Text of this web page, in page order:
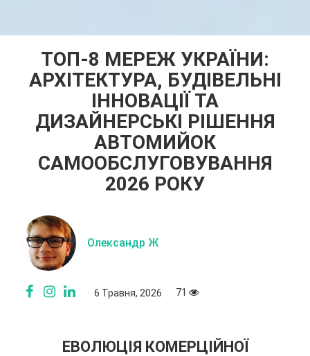
ТОП-8 МЕРЕЖ УКРАЇНИ:
АРХІТЕКТУРА, БУДІВЕЛЬНІ
ІННОВАЦІЇ ТА
ДИЗАЙНЕРСЬКІ РІШЕННЯ
АВТОМИЙОК
САМООБСЛУГОВУВАННЯ
2026 РОКУ
Олександр Ж
6 Травня, 2026 71
ЕВОЛЮЦІЯ КОМЕРЦІЙНОЇ